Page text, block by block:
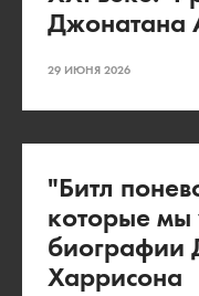
Джонатана
29 ИЮНЯ 2026
"Битл
которые мы
биографии
Харрисона